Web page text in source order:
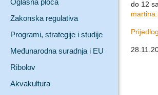
Oglasna ploča
Zakonska regulativa
Programi, strategije i studije
Međunarodna suradnja i EU
Ribolov
Akvakultura
do 12